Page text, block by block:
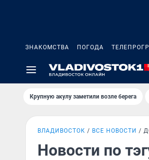
ЗНАКОМСТВА ПОГОДА
Крупную акулу заметили возле берега
ВЛАДИВОСТОК ВСЕ НОВОСТИ
Новости по